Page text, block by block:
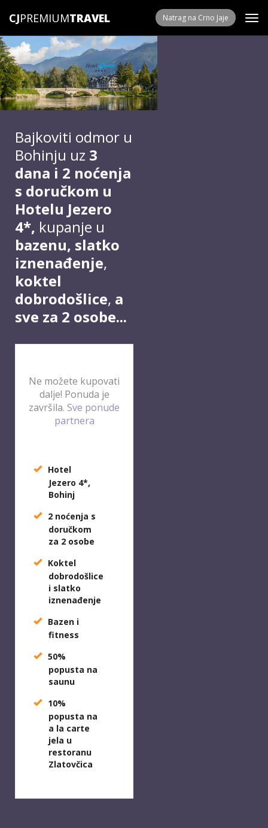
CJPREMIUM Natrag na Crno Jaje
Bajkoviti odmor u
Bohinju uz 3
dana i 2 noćenja
s doručkom u
Hotelu Jezero
4*, kupanje u
bazenu, slatko
iznenađenje,
koktel
dobrodošlice, a
sve za 2 osobe...
Ne možete kupovati
dalje! Ponuda je
završila. Sve ponude
partnera
Hotel
Jezero 4*,
Bohinj
2 noćenja s
doručkom
za 2 osobe
Koktel
dobrodošlice
i slatko
iznenađenje
Bazen i
fitness
50%
popusta na
saunu
10%
popusta na
a la carte
jela u
restoranu
Zlatovčica